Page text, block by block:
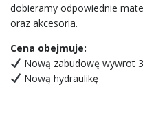
dobieramy odpowiednie
oraz akcesoria.
Cena obejmuje:
Nową zabudowę wywrot
Nową hydraulikę